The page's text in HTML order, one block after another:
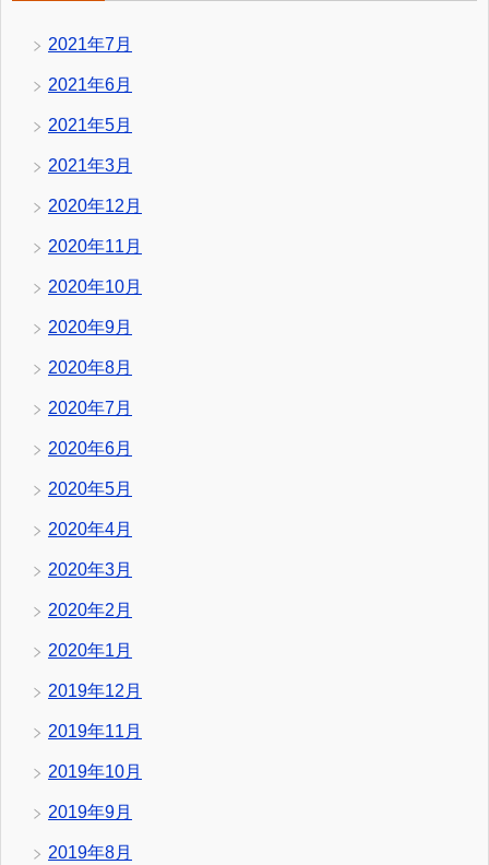
2021年7月
2021年6月
2021年5月
2021年3月
2020年12月
2020年11月
2020年10月
2020年9月
2020年8月
2020年7月
2020年6月
2020年5月
2020年4月
2020年3月
2020年2月
2020年1月
2019年12月
2019年11月
2019年10月
2019年9月
2019年8月